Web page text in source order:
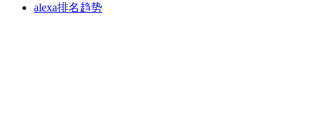
alexa排名趋势